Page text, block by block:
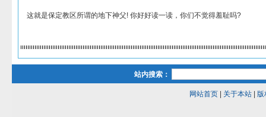
这就是保定教区所谓的地下神父! 你好好读一读，你们不觉得羞耻吗?
站内搜索：
网站首页| 关于本站| 版